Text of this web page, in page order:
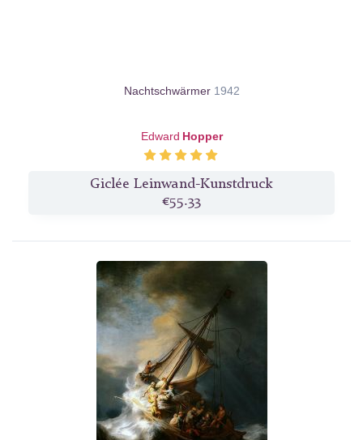
Nachtschwärmer 1942
Edward Hopper
Giclée Leinwand-Kunstdruck
€55.33